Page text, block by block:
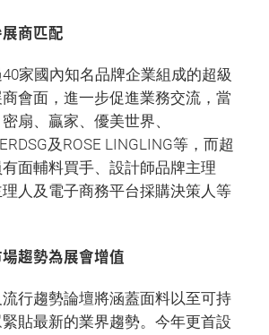
商匹配
家國內知名品牌企業組成的超級
會面，進一步促進業務交流，當
扇、贏家、優美世界、
及ROSE LINGLING等，而超
面輔料買手、設計師品牌主理
人及電子商務平台採購決策人等
趨勢為展會增值
行趨勢論壇將涵蓋面料以至可持
貼最新的業界趨勢。今年更首設